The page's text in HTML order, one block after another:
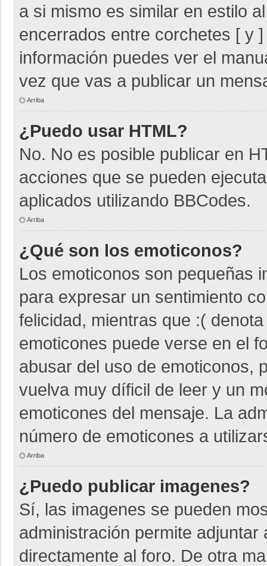
a si mismo es similar en estilo
encerrados entre corchetes [ y
información puedes ver el
vez que vas a publicar un
Arriba
¿Puedo usar HTML?
No. No es posible publicar en
acciones que se pueden
aplicados utilizando BBCodes.
Arriba
¿Qué son los emoticonos?
Los emoticonos son pequeñas
para expresar un sentimiento
felicidad, mientras que :(
emoticones puede verse en el
abusar del uso de emoticonos,
vuelva muy díficil de leer y un
emoticones del mensaje. La
número de emoticones a
Arriba
¿Puedo publicar imagenes?
Sí, las imagenes se pueden
administración permite
directamente al foro. De otra